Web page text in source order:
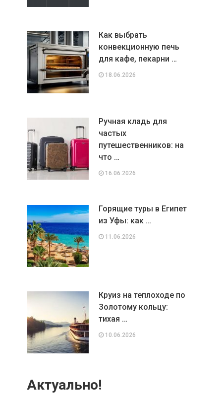
Как выбрать
конвекционную печь
для кафе, пекарни …
18.06.2026
Ручная кладь для
частых
путешественников: на
что …
16.06.2026
Горящие туры в Египет
из Уфы: как …
11.06.2026
Круиз на теплоходе по
Золотому кольцу:
тихая …
10.06.2026
Актуально!